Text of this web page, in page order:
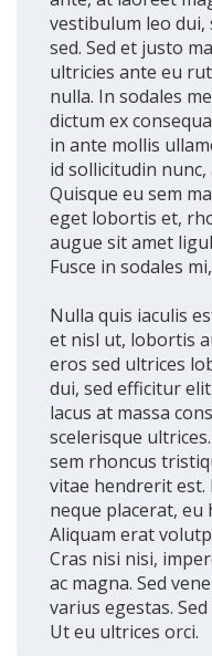
vestibulum leo
sed. Sed et justo
ultricies ante eu
nulla. In sodales
dictum ex
in ante mollis
id sollicitudin
Quisque eu sem
eget lobortis et,
augue sit amet
Fusce in sodales
Nulla quis iaculis
et nisl ut, lobortis
eros sed ultrices
dui, sed efficitur
lacus at massa
scelerisque
sem rhoncus
vitae hendrerit est.
neque placerat,
Aliquam erat
Cras nisi nisi,
ac magna. Sed
varius egestas.
Ut eu ultrices orci.